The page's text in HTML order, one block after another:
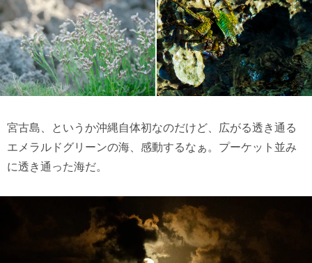
宮古島、というか沖縄自体初なのだけど、広がる透き通る
エメラルドグリーンの海、感動するなぁ。プーケット並み
に透き通った海だ。